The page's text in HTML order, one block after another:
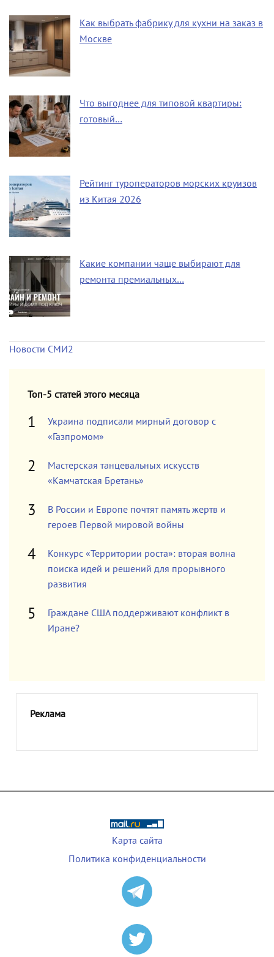
Как выбрать фабрику для кухни на заказ в
Москве
Что выгоднее для типовой квартиры:
готовый…
Рейтинг туроператоров морских круизов
из Китая 2026
Какие компании чаще выбирают для
ремонта премиальных…
Новости СМИ2
Топ-5 статей этого месяца
Украина подписали мирный договор с
«Газпромом»
Мастерская танцевальных искусств
«Камчатская Бретань»
В России и Европе почтят память жертв и
героев Первой мировой войны
Конкурс «Территории роста»: вторая волна
поиска идей и решений для прорывного
развития
Граждане США поддерживают конфликт в
Иране?
Реклама
Карта сайта
Политика конфиденциальности